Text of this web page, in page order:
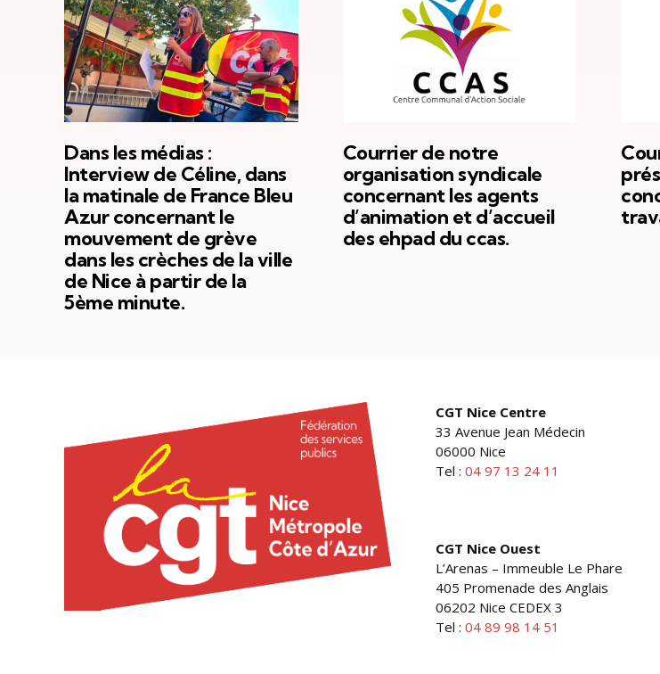
Dans les médias :
Interview de Céline, dans
la matinale de France Bleu
Azur concernant le
mouvement de grève
dans les crèches de la ville
de Nice à partir de la
5ème minute.
Courrier de notre
organisation syndicale
concernant les agents
d’animation et d’accueil
des ehpad du ccas.
CGT Nice Centre
33 Avenue Jean Médecin
06000 Nice
Tel : 04 97 13 24 11
CGT Nice Ouest
L’Arenas – Immeuble Le Phare
405 Promenade des Anglais
06202 Nice CEDEX 3
Tel : 04 89 98 14 51